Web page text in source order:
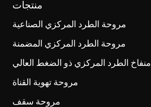
منتجات
مروحة الطرد المركزي الصناعية
مروحة الطرد المركزي المضمنة
منفاخ الطرد المركزي ذو الضغط العالي
مروحة تهوية القناة
مروحة سقف